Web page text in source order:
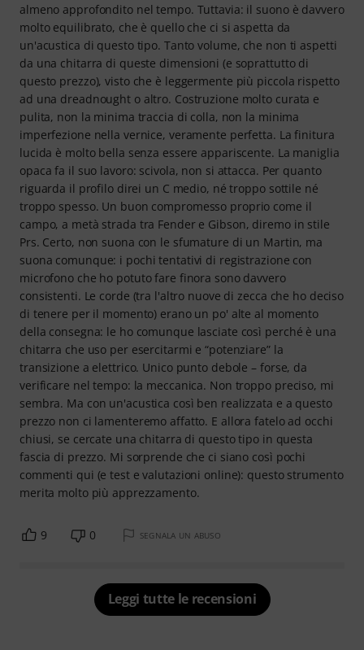
almeno approfondito nel tempo. Tuttavia: il suono è davvero
molto equilibrato, che è quello che ci si aspetta da
un'acustica di questo tipo. Tanto volume, che non ti aspetti
da una chitarra di queste dimensioni (e soprattutto di
questo prezzo), visto che è leggermente più piccola rispetto
ad una dreadnought o altro. Costruzione molto curata e
pulita, non la minima traccia di colla, non la minima
imperfezione nella vernice, veramente perfetta. La finitura
lucida è molto bella senza essere appariscente. La maniglia
opaca fa il suo lavoro: scivola, non si attacca. Per quanto
riguarda il profilo direi un C medio, né troppo sottile né
troppo spesso. Un buon compromesso proprio come il
campo, a metà strada tra Fender e Gibson, diremo in stile
Prs. Certo, non suona con le sfumature di un Martin, ma
suona comunque: i pochi tentativi di registrazione con
microfono che ho potuto fare finora sono davvero
consistenti. Le corde (tra l'altro nuove di zecca che ho deciso
di tenere per il momento) erano un po' alte al momento
della consegna: le ho comunque lasciate così perché è una
chitarra che uso per esercitarmi e “potenziare” la
transizione a elettrico. Unico punto debole – forse, da
verificare nel tempo: la meccanica. Non troppo preciso, mi
sembra. Ma con un'acustica così ben realizzata e a questo
prezzo non ci lamenteremo affatto. E allora fatelo ad occhi
chiusi, se cercate una chitarra di questo tipo in questa
fascia di prezzo. Mi sorprende che ci siano così pochi
commenti qui (e test e valutazioni online): questo strumento
merita molto più apprezzamento.
9 0 SEGNALA UN ABUSO
Leggi tutte le recensioni